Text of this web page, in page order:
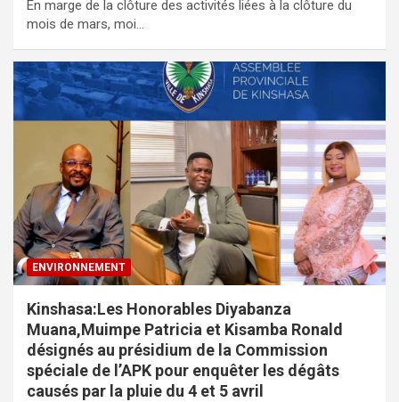
En marge de la clôture des activités liées à la clôture du
mois de mars, moi…
ENVIRONNEMENT
Kinshasa:Les Honorables Diyabanza
Muana,Muimpe Patricia et Kisamba Ronald
désignés au présidium de la Commission
spéciale de l’APK pour enquêter les dégâts
causés par la pluie du 4 et 5 avril